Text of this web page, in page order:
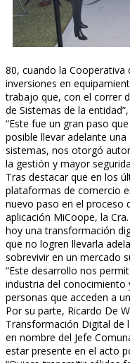
80, cuando la Cooperativa
inversiones en
trabajo que, con el correr
de Sistemas de la
“Este fue un gran paso
posible llevar adelante
sistemas, nos otorgó
la gestión y mayor
Tras destacar que en los
plataformas de comercio
nuevo paso en el proceso
aplicación MiCoope, la
hoy una transformación
que no logren llevarla
sobrevivir en un mercado
“Este desarrollo nos
industria del conocimiento
personas que acceden a
Por su parte, Ricardo De
Transformación Digital de
en nombre del Jefe
estar presente en el acto